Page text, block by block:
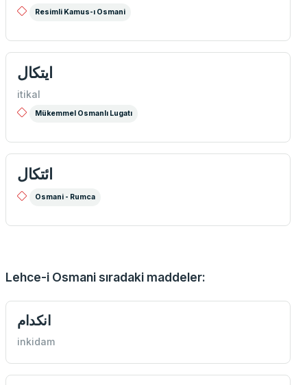
Resimli Kamus-ı Osmani
ایتكال
itikal
Mükemmel Osmanlı Lugatı
ائتكال
Osmani - Rumca
Lehce-i Osmani sıradaki maddeler:
انكدام
inkidam